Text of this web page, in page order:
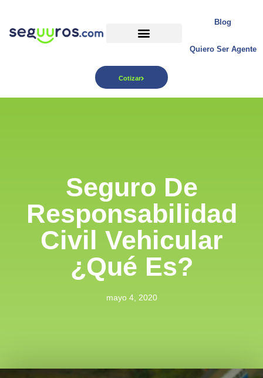
Blog
Quiero Ser Agente
Cotizar
Seguro De
Responsabilidad
Civil Vehicular
¿Qué Es?
mayo 4, 2020